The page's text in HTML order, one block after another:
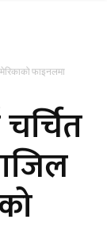
फाइनलमा